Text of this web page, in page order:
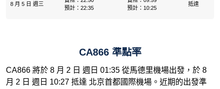
8 月 5 日 週三
預計：22:35
預計：10:25
抵達
CA866 準點率
CA866 將於 8 月 2 日 週日 01:35 從馬德里機場出發，於 8
月 2 日 週日 10:27 抵達 北京首都國際機場。近期的出發準